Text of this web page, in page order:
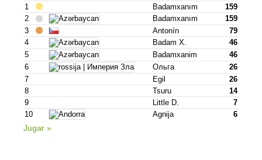
1
Badamxanım
159
2
Badamxanım
159
3
Antonín
79
4
Badam X.
46
5
Badamxanim
46
6
Ольга
26
7
Egil
26
8
Tsuru
14
9
Little D.
7
10
Agnija 6
Jugar »